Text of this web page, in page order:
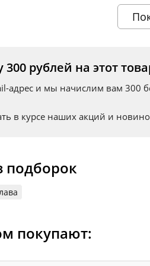
минимальное количество
охлаждения
управления
клиенту вручную задать
конструкцию и
индикаторов и кнопок
300 рублей на этот
адрес и мы начислим вам 300
в курсе наших акций и
подборок
покупают: